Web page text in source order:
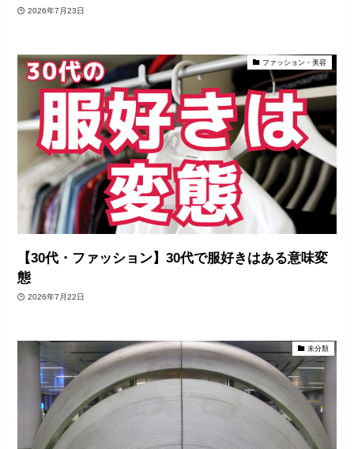
2026年7月23日
ファッション・美容
【30代・ファッション】30代で服好きはある意味変
態
2026年7月22日
未分類